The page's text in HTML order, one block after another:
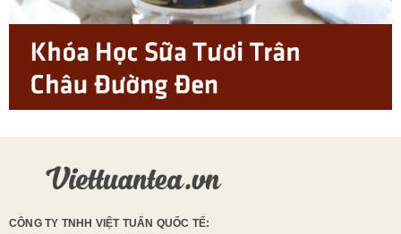
CÔNG TY TNHH VIỆT TUẤN QUỐC TẾ: